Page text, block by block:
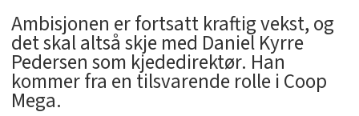
Ambisjonen er fortsatt kraftig vekst, og
det skal altså skje med Daniel Kyrre
Pedersen som kjededirektør. Han
kommer fra en tilsvarende rolle i Coop
Mega.